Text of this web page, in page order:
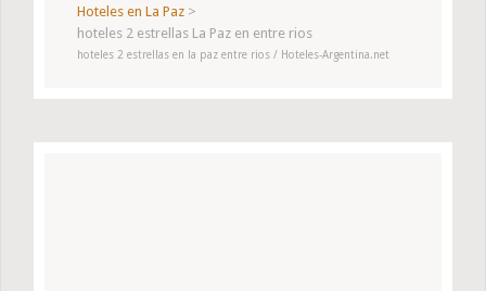
Hoteles en La Paz >
hoteles 2 estrellas La Paz en entre rios
hoteles 2 estrellas en la paz entre rios / Hoteles-Argentina.net